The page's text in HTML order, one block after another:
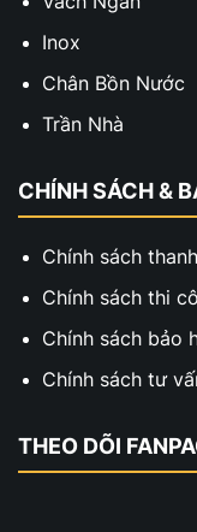
Inox
Chân Bồn Nước
Trần Nhà
CHÍNH SÁCH &
Chính sách
Chính sách thi
Chính sách bảo
Chính sách tư
THEO DÕI